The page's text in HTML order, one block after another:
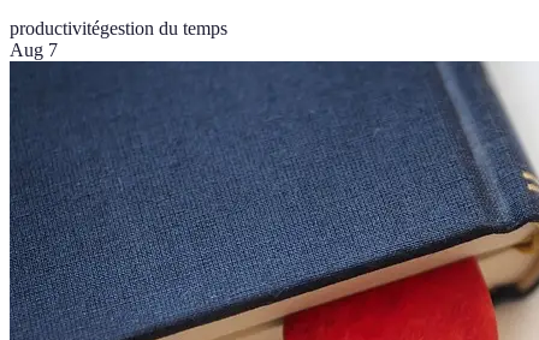
productivitégestion du temps
Aug 7